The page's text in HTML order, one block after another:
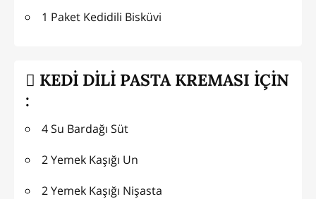
1 Paket Kedidili Bisküvi
KEDİ DİLİ PASTA KREMASI İÇİN
:
4 Su Bardağı Süt
2 Yemek Kaşığı Un
2 Yemek Kaşığı Nişasta